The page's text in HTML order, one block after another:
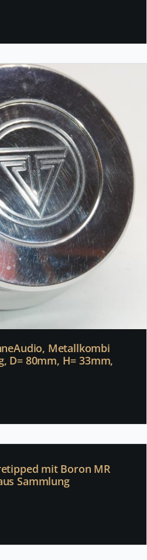
Metallkombi
D= 80mm, H= 33mm,
mit Boron MR
Sammlung